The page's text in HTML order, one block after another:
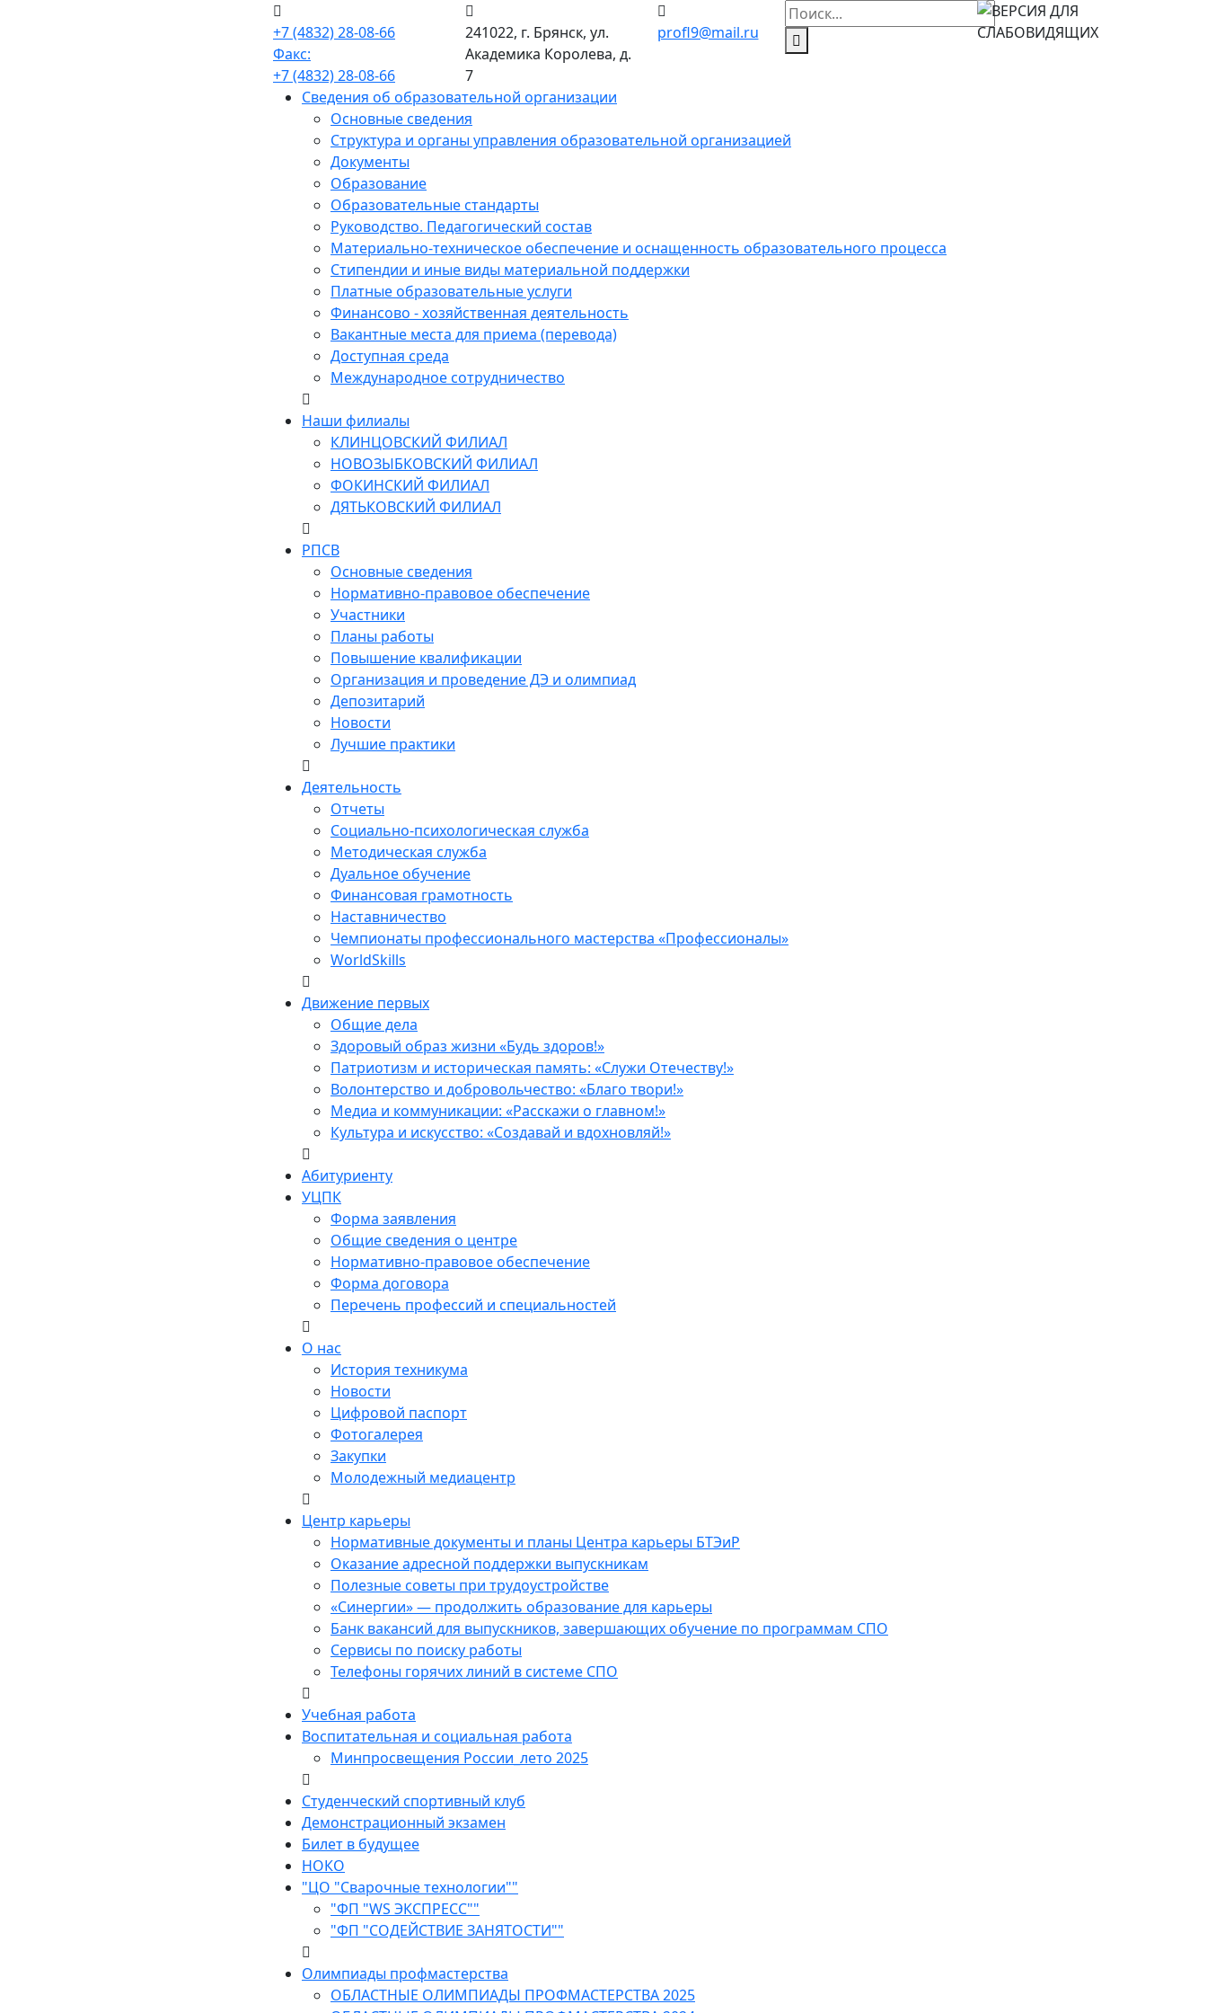
+7 (4832) 28-08-66
Факс:
+7 (4832) 28-08-66
241022, г. Брянск, ул.
Академика Королева, д.
7
profl9@mail.ru
Сведения об образовательной организации
Основные сведения
Структура и органы управления образовательной организацией
Документы
Образование
Образовательные стандарты
Руководство. Педагогический состав
Материально-техническое обеспечение и оснащенность образовательного процесса
Стипендии и иные виды материальной поддержки
Платные образовательные услуги
Финансово - хозяйственная деятельность
Вакантные места для приема (перевода)
Доступная среда
Международное сотрудничество
Наши филиалы
КЛИНЦОВСКИЙ ФИЛИАЛ
НОВОЗЫБКОВСКИЙ ФИЛИАЛ
ФОКИНСКИЙ ФИЛИАЛ
ДЯТЬКОВСКИЙ ФИЛИАЛ
РПСВ
Основные сведения
Нормативно-правовое обеспечение
Участники
Планы работы
Повышение квалификации
Организация и проведение ДЭ и олимпиад
Депозитарий
Новости
Лучшие практики
Деятельность
Отчеты
Социально-психологическая служба
Методическая служба
Дуальное обучение
Финансовая грамотность
Наставничество
Чемпионаты профессионального мастерства «Профессионалы»
WorldSkills
Движение первых
Общие дела
Здоровый образ жизни «Будь здоров!»
Патриотизм и историческая память: «Служи Отечеству!»
Волонтерство и добровольчество: «Благо твори!»
Медиа и коммуникации: «Расскажи о главном!»
Культура и искусство: «Создавай и вдохновляй!»
Абитуриенту
УЦПК
Форма заявления
Общие сведения о центре
Нормативно-правовое обеспечение
Форма договора
Перечень профессий и специальностей
О нас
История техникума
Новости
Цифровой паспорт
Фотогалерея
Закупки
Молодежный медиацентр
Центр карьеры
Нормативные документы и планы Центра карьеры БТЭиР
Оказание адресной поддержки выпускникам
Полезные советы при трудоустройстве
«Синергии» — продолжить образование для карьеры
Банк вакансий для выпускников, завершающих обучение по программам СПО
Сервисы по поиску работы
Телефоны горячих линий в системе СПО
Учебная работа
Воспитательная и социальная работа
Минпросвещения России_лето 2025
Студенческий спортивный клуб
Демонстрационный экзамен
Билет в будущее
НОКО
"ЦО "Сварочные технологии""
"ФП "WS ЭКСПРЕСС""
"ФП "СОДЕЙСТВИЕ ЗАНЯТОСТИ""
Олимпиады профмастерства
ОБЛАСТНЫЕ ОЛИМПИАДЫ ПРОФМАСТЕРСТВА 2025